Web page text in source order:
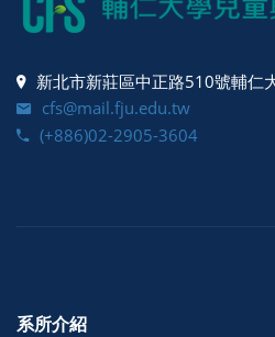
新北市新莊區中正路510號輔仁
cfs@mail.fju.edu.tw
(+886)02-2905-3604
系所介紹